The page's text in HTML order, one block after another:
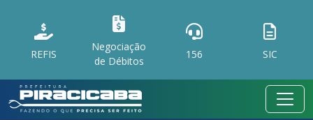
REFIS
Negociação
de Débitos
156 SIC